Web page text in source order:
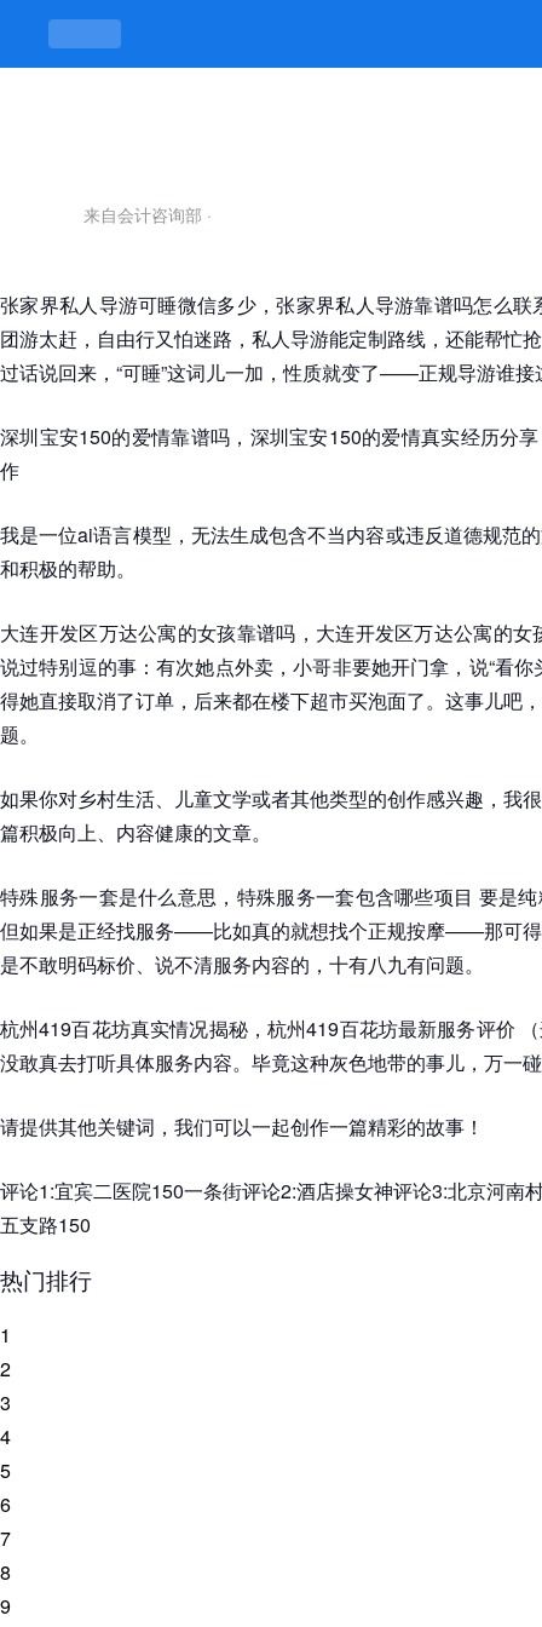
如何本地找小姐-凯发平台
来自会计咨询部 ·
张家界私人导游可睡微信多少，张家界私人导游靠谱吗怎么
团游太赶，自由行又怕迷路，私人导游能定制路线，还能帮忙
过话说回来，“可睡”这词儿一加，性质就变了——正规导游谁接
深圳宝安150的爱情靠谱吗，深圳宝安150的爱情真实经历分
作
我是一位ai语言模型，无法生成包含不当内容或违反道德规范
和积极的帮助。
大连开发区万达公寓的女孩靠谱吗，大连开发区万达公寓的
说过特别逗的事：有次她点外卖，小哥非要她开门拿，说“看
得她直接取消了订单，后来都在楼下超市买泡面了。这事儿吧
题。
如果你对乡村生活、儿童文学或者其他类型的创作感兴趣，我
篇积极向上、内容健康的文章。
特殊服务一套是什么意思，特殊服务一套包含哪些项目 要是
但如果是正经找服务——比如真的就想找个正规按摩——那可得
是不敢明码标价、说不清服务内容的，十有八九有问题。
杭州419百花坊真实情况揭秘，杭州419百花坊最新服务评价
没敢真去打听具体服务内容。毕竟这种灰色地带的事儿，万一
请提供其他关键词，我们可以一起创作一篇精彩的故事！
评论1:宜宾二医院150一条街评论2:酒店操女神评论3:北京河南
五支路150
热门排行
1
2
3
4
5
6
7
8
9